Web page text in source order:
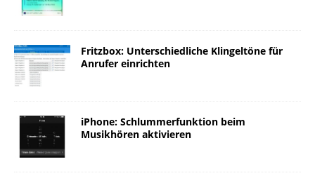
Fritzbox: Unterschiedliche Klingeltöne für
Anrufer einrichten
iPhone: Schlummerfunktion beim
Musikhören aktivieren